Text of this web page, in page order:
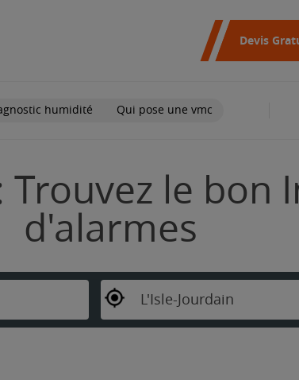
Devis
humidité Qui pose une vmc
Trouvez le bon
d'alarmes
L'Isle-Jourdain